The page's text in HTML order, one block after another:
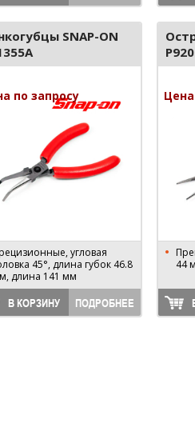
SNAP-ON
по запросу
угловая
45°, длина губок 46.8
длина 141 мм
В КОРЗИНУ ПОДРОБНЕЕ
44